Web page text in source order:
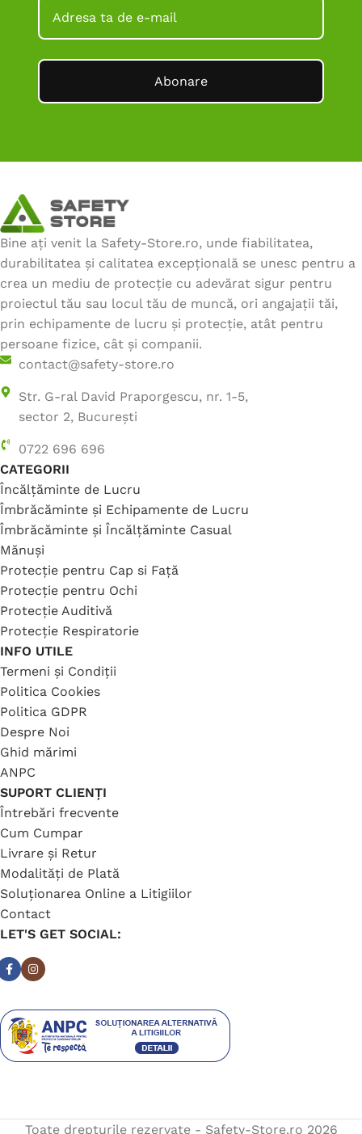
Abonare
Bine ați venit la Safety-Store.ro, unde fiabilitatea,
durabilitatea și calitatea excepțională se unesc pentru a
crea un mediu de protecție cu adevărat sigur pentru
proiectul tău sau locul tău de muncă, ori angajații tăi,
prin echipamente de lucru și protecție, atât pentru
persoane fizice, cât și companii.
contact@safety-store.ro
Str. G-ral David Praporgescu, nr. 1-5,
sector 2, București
0722 696 696
CATEGORII
Încălțăminte de Lucru
Îmbrăcăminte și Echipamente de Lucru
Îmbrăcăminte și Încălțăminte Casual
Mănuși
Protecție pentru Cap si Față
Protecție pentru Ochi
Protecție Auditivă
Protecție Respiratorie
INFO UTILE
Termeni și Condiții
Politica Cookies
Politica GDPR
Despre Noi
Ghid mărimi
ANPC
SUPORT CLIENȚI
Întrebări frecvente
Cum Cumpar
Livrare și Retur
Modalități de Plată
Soluționarea Online a Litigiilor
Contact
LET'S GET SOCIAL:
Toate drepturile rezervate - Safety-Store.ro 2026